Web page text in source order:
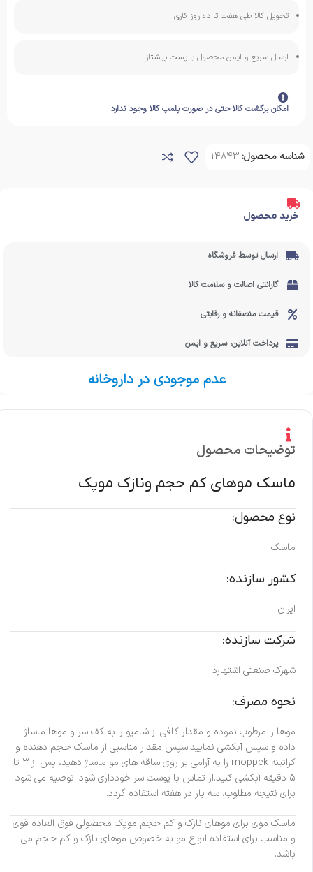
تحویل کالا طی هفت تا ده روز کاری
ارسال سریع و ایمن محصول با پست پیشتاز
امکان برگشت کالا حتی در صورت پلمپ کالا وجود ندارد
شناسه محصول: 14843
خرید محصول
ارسال توسط فروشگاه
گارانتی اصالت و سلامت کالا
قیمت منصفانه و رقابتی
پرداخت آنلاین، سریع و ایمن
عدم موجودی در داروخانه
توضیحات محصول
ماسک موهای کم حجم ونازک موپک
نوع محصول:
ماسک
کشور سازنده:
ایران
شرکت سازنده:
شهرک صنعتی اشتهارد
نحوه مصرف:
موها را مرطوب نموده و مقدار کافی از شامپو را به کف سر و موها ماساژ
داده و سپس آبکشی نمایید.سپس مقدار مناسبی از ماسک حجم دهنده و
کراتینه moppek را به آرامی بر روی ساقه های مو ماساژ دهید، پس از ۳ تا
۵ دقیقه آبکشی کنید.از تماس با پوست سر خودداری شود. توصیه می شود
برای نتیجه مطلوب، سه بار در هفته استفاده گردد.
ماسک موی برای موهای نازک و کم حجم موپک محصولی فوق العاده قوی
و مناسب برای استفاده انواع مو به خصوص موهای نازک و کم حجم می
باشد.